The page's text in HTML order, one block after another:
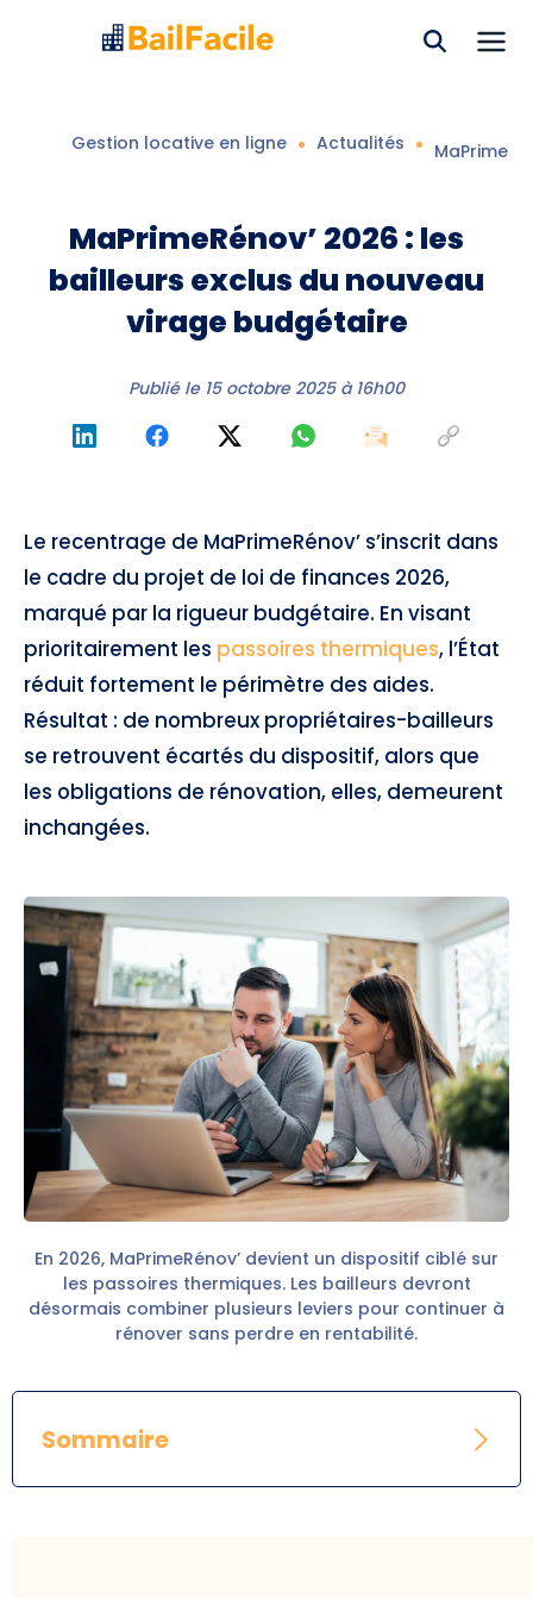
Gestion locative en ligne Actualités
MaPrimeRénov’ 2026 : les
bailleurs exclus du nouveau
virage budgétaire
Publié le 15 octobre 2025 à 16h00
Le recentrage de MaPrimeRénov’ s’inscrit dans
le cadre du projet de loi de finances 2026,
marqué par la rigueur budgétaire. En visant
prioritairement les passoires thermiques, l’État
réduit fortement le périmètre des aides.
Résultat : de nombreux propriétaires-bailleurs
se retrouvent écartés du dispositif, alors que
les obligations de rénovation, elles, demeurent
inchangées.
En 2026, MaPrimeRénov’ devient un dispositif ciblé sur
les passoires thermiques. Les bailleurs devront
désormais combiner plusieurs leviers pour continuer à
rénover sans perdre en rentabilité.
Sommaire